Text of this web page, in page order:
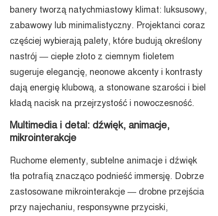
banery tworzą natychmiastowy klimat: luksusowy,
zabawowy lub minimalistyczny. Projektanci coraz
częściej wybierają palety, które budują określony
nastrój — ciepłe złoto z ciemnym fioletem
sugeruje elegancję, neonowe akcenty i kontrasty
dają energię klubową, a stonowane szarości i biel
kładą nacisk na przejrzystość i nowoczesność.
Multimedia i detal: dźwięk, animacje,
mikrointerakcje
Ruchome elementy, subtelne animacje i dźwięk
tła potrafią znacząco podnieść immersję. Dobrze
zastosowane mikrointerakcje — drobne przejścia
przy najechaniu, responsywne przyciski,